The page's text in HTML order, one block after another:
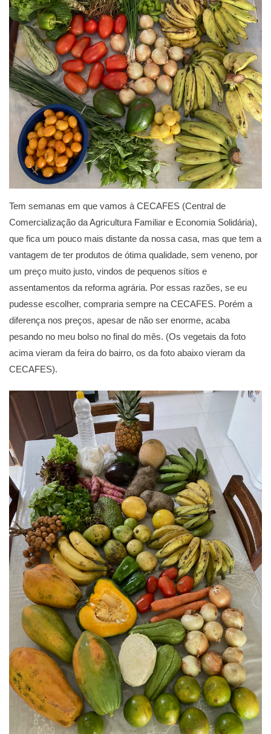
Tem semanas em que vamos à CECAFES (Central de
Comercialização da Agricultura Familiar e Economia Solidária),
que fica um pouco mais distante da nossa casa, mas que tem a
vantagem de ter produtos de ótima qualidade, sem veneno, por
um preço muito justo, vindos de pequenos sítios e
assentamentos da reforma agrária. Por essas razões, se eu
pudesse escolher, compraria sempre na CECAFES. Porém a
diferença nos preços, apesar de não ser enorme, acaba
pesando no meu bolso no final do mês. (Os vegetais da foto
acima vieram da feira do bairro, os da foto abaixo vieram da
CECAFES).